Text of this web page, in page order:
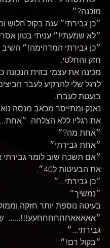
מוכנה?״
״כן גבירתי״ ענה בקול חלוש
״לא שמעתי!״ עניתי בטון
״כן גבירתי המדהימה!״ השיב
חזק והחלטי.
מכינה את עצמי בזוית הנכונה
לרגל שלי להרקיע לעבר
בועטת לעברו.
נאנק ומתייסר מכאב מנסה
את רגליו ללא הצלחה.
״אחת מה?״
״אחת גבירתי״
״אם תשכח שוב לומר גבירתי
את הבעיטות ל40״.
״כן גבירתי...״
״נמשיך״
בעיטה נוספת יותר חזקה
״אאאאאחחחחחחעע!!!......
גבירתי...״
״בקול רם!״